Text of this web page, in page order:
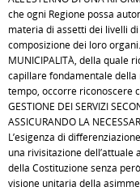
che ogni Regione possa
materia di assetti dei livelli
composizione dei loro organi.
MUNICIPALITÀ, della quale
capillare fondamentale
tempo, occorre riconoscere
GESTIONE DEI SERVIZI
ASSICURANDO LA
L’esigenza di
una rivisitazione dell’attuale
della Costituzione senza
visione unitaria della